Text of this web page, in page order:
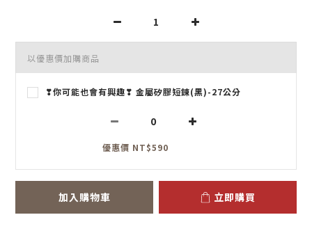
以優惠價加購商品
❣你可能也會有興趣❣ 金屬矽膠短鍊(黑)-27公分
優惠價 NT$590
加入購物車 立即購買